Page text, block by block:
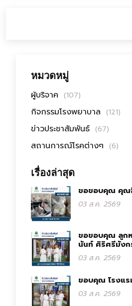
หมวดหมู่
ผู้บริจาค (107)
กิจกรรมโรงพยาบาล (121)
ข่าวประชาสัมพันธ์ (67)
สถานการณ์โรคต่างๆ (6)
เรื่องล่าสุด
ขอขอบคุณ คุณ
03 ส.ค. 2569
ขอขอบคุณ ลูก
นันท์ ศิริศรีมังก
03 ส.ค. 2569
ขอบคุณ โรงแ
03 ส.ค. 2569